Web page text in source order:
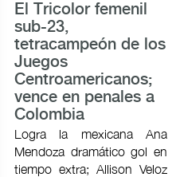
El Tricolor femenil
sub-23,
tetracampeón de los
Juegos
Centroamericanos;
vence en penales a
Colombia
Logra la mexicana Ana
Mendoza dramático gol en
tiempo extra; Allison Veloz